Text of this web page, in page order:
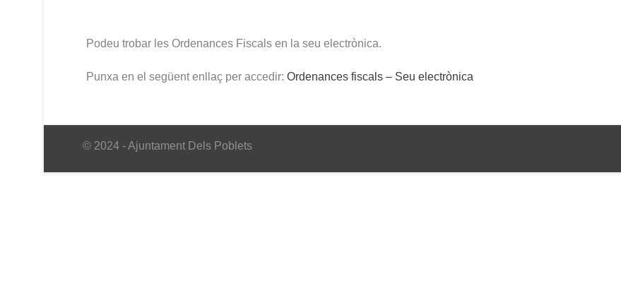
Podeu trobar les Ordenances Fiscals en la seu electrònica.
Punxa en el següent enllaç per accedir: Ordenances fiscals – Seu electrònica
© 2024 - Ajuntament Dels Poblets